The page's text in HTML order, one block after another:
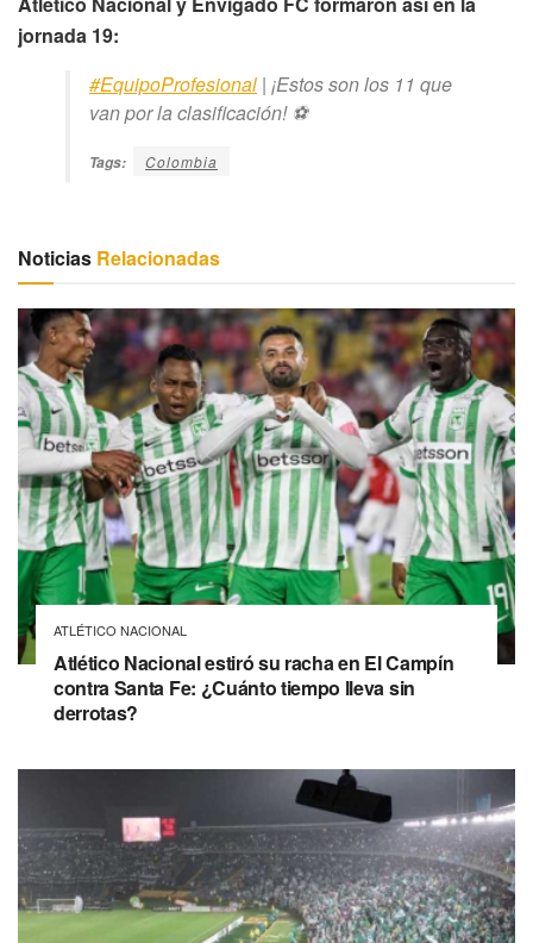
jornada 19:
#EquipoProfesional | ¡Estos son los 11 que
van por la clasificación! ⚽
Tags: Colombia
Noticias Relacionadas
ATLÉTICO NACIONAL
Atlético Nacional estiró su racha en El Campín
contra Santa Fe: ¿Cuánto tiempo lleva sin
derrotas?